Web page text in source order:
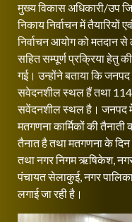
मुख्य विकास अधिकारी/उप
निकाय निर्वाचन में तैयारियों
निर्वाचन आयोग को मतदान
सहित सम्पूर्ण प्रक्रिया हेतु
गई। उन्होंने बताया कि
सवेदनशील स्थल हैं तथा
सवेंदनशील स्थल है। जनपद
मतगणना कार्मिकों की
तैनात है तथा मतगणना के
तथा नगर निगम ऋषिकेश, नगर
पंचायत सेलाकुई, नगर
लगाई जा रही है।